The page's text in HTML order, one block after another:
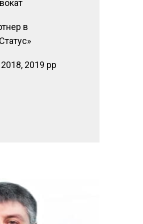
в
2019 рр